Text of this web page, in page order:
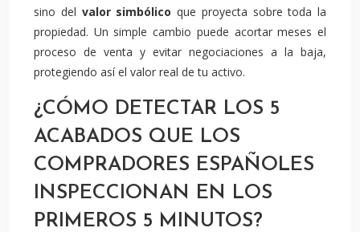
sino del valor simbólico que proyecta sobre toda la
propiedad. Un simple cambio puede acortar meses el
proceso de venta y evitar negociaciones a la baja,
protegiendo así el valor real de tu activo.
¿CÓMO DETECTAR LOS 5
ACABADOS QUE LOS
COMPRADORES ESPAÑOLES
INSPECCIONAN EN LOS
PRIMEROS 5 MINUTOS?